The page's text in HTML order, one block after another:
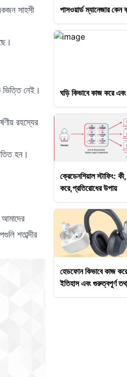
সাহসী
নেই।
রহস্যের
হন।
শতাব্দীর
পাসওয়ার্ড ম্যানেজার কেন
ঘড়ি কিভাবে কাজ করে
ক্রেডেনশিয়াল স্টাফিং:
করে,প্রতিরোধের উপায়
হেডফোন কিভাবে কাজ
ইতিহাস এবং গুরুত্বপূর্ণ